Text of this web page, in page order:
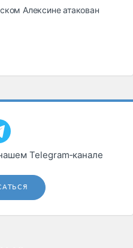
Алексине атакован
Telegram‑канале